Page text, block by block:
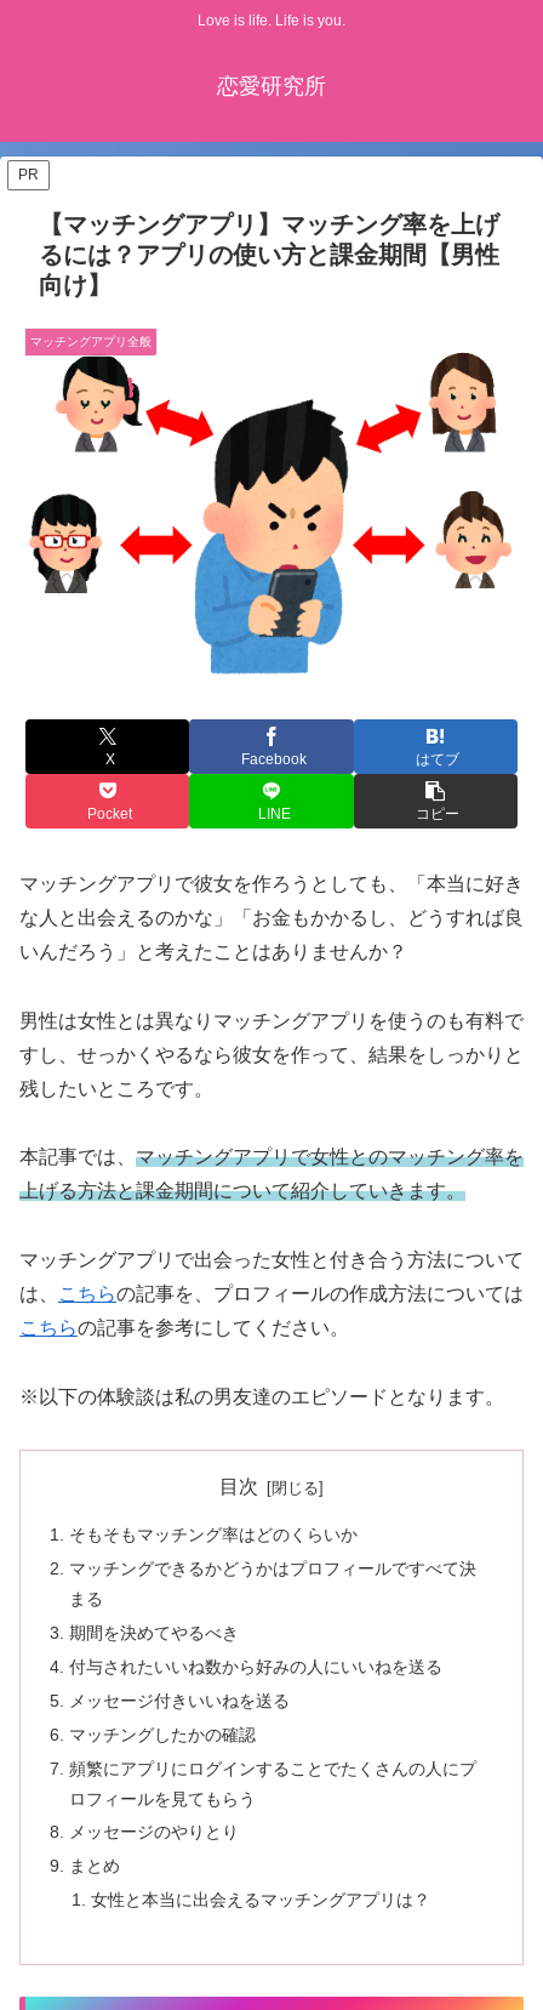
Love is life. Life is you.
恋愛研究所
PR
【マッチングアプリ】マッチング率を上げ
るには？アプリの使い方と課金期間【男性
向け】
マッチングアプリ全般
X Facebook はてブ
Pocket LINE コピー
マッチングアプリで彼女を作ろうとしても、「本当に好き
な人と出会えるのかな」「お金もかかるし、どうすれば良
いんだろう」と考えたことはありませんか？
男性は女性とは異なりマッチングアプリを使うのも有料で
すし、せっかくやるなら彼女を作って、結果をしっかりと
残したいところです。
本記事では、 マッチングアプリで女性とのマッチング率を
上げる方法と課金期間について紹介していきます。
マッチングアプリで出会った女性と付き合う方法について
は、
こちらの記事を、プロフィールの作成方法については
こちらの記事を参考にしてください。
※以下の体験談は私の男友達のエピソードとなります。
目次
そもそもマッチング率はどのくらいか
マッチングできるかどうかはプロフィールですべて決
まる
期間を決めてやるべき
付与されたいいね数から好みの人にいいねを送る
メッセージ付きいいねを送る
マッチングしたかの確認
頻繁にアプリにログインすることでたくさんの人にプ
ロフィールを見てもらう
メッセージのやりとり
まとめ
女性と本当に出会えるマッチングアプリは？